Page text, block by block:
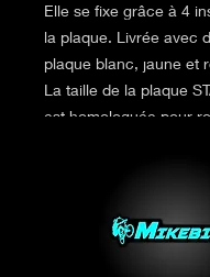
Elle se fixe grâce à 4
la plaque. Livrée avec
plaque blanc, jaune et
La taille de la plaque
est homologuée pour